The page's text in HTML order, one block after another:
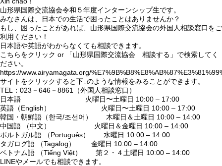
山形県国際交流協会令和５年度インターンシップ生です。
みなさんは、日本での生活で困ったことはありませんか？
もし、困ったことがあれば、山形県国際交流協会の外国人相談窓口をご
利用ください！
日本語や英語がわからなくても相談できます。
こちらをクリック or 「山形県国際交流協会 相談する」で検索してく
ださい。
https://www.airyamagata.org/
サイトをクリックすると下↓のような情報をみることができます。
TEL：023－646－8861（外国人相談窓口）
日本語 火曜日〜土曜日 10:00 – 17:00
英語（English） 火曜日〜土曜日 10:00 – 17:00
韓国・朝鮮語（한국/조선어） 木曜日＆土曜日 10:00 – 14:00
中国語 （中文） 火曜日＆金曜日 10:00 – 14:00
ポルトガル語 （Português） 水曜日 10:00 – 14:00
タガログ語 （Tagalog） 金曜日 10:00 – 14:00
ベトナム語 （Tiếng Việt） 第２・４土曜日 10:00 – 14:00
LINEやメールでも相談できます。